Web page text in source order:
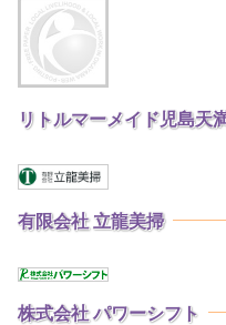
リトルマーメイド児島天
有限会社 立龍美掃
株式会社 パワーシフト